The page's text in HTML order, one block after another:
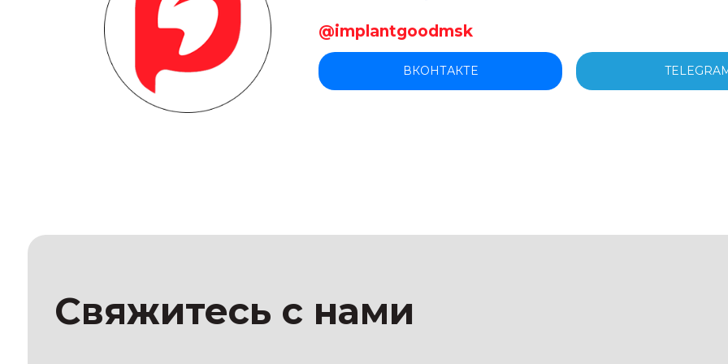
ВКОНТАКТЕ
@implantgoodmsk
Здоровье ваших зубов — наш главный приоритет.
Свяжитесь с нами прямо сейчас и мы запишем вас
на ближайшее время.
info@implants-msk.ru